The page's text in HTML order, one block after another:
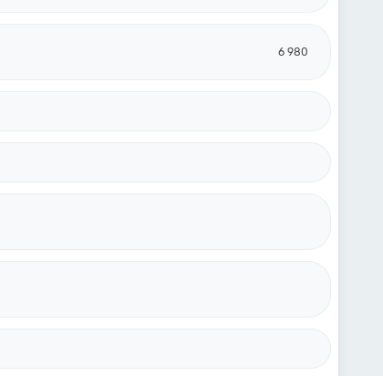
6 980